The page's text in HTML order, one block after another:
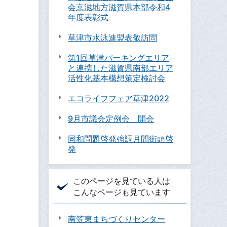
会京滋地方滋賀県本部令和4
年度表彰式
草津市水泳連盟表敬訪問
第1回草津パーキングエリア
と連携した滋賀県南部エリア
活性化基本構想策定検討会
エコライフフェア草津2022
9月市議会定例会 開会
同和問題啓発強調月間街頭啓
発
このページを見ている人は
こんなページも見ています
南笠東まちづくりセンター